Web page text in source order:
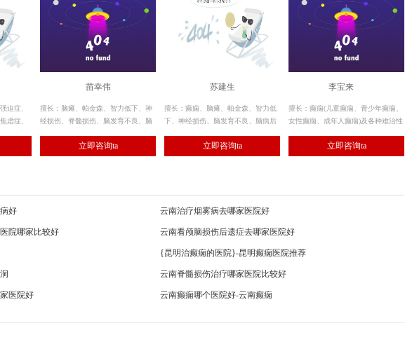
迫症、
虑症、
酒精、
独到见
苗幸伟
擅长：脑瘫、帕金森、智力低下、神
经损伤、脊髓损伤、脑发育不良、脑
力障碍、共济失调、肌肉萎缩等神经
系统疾病。
立即咨询ta
苏建生
擅长：癫痫、脑瘫、帕金森、智力低
下、神经损伤、脑发育不良、脑病后
济失调、肌肉萎缩等神经系统疾病，
对多学科诊疗康复体系有着独到见
立即咨询ta
李宝来
擅长：癫痫(儿童癫痫、青少年癫痫、
女性癫痫、成年人癫痫)及各种难治性
系统性综合治疗倡导者。
立即咨询ta
好 云南治疗烟雾病去哪家医院好
院哪家比较好 云南看颅脑损伤后遗症去哪家医院好
{昆明治癫痫的医院}-昆明癫痫医院推荐
云南脊髓损伤治疗哪家医院比较好
医院好 云南癫痫哪个医院好-云南癫痫